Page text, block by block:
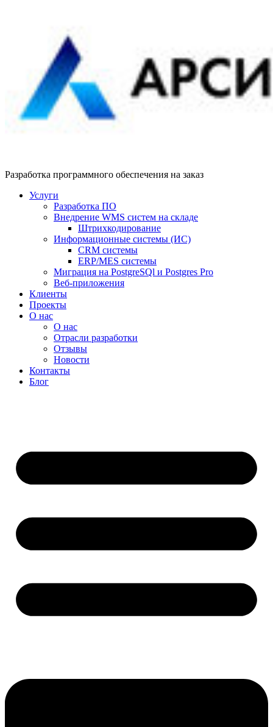
Разработка программного обеспечения на заказ
Услуги
Разработка ПО
Внедрение WMS систем на складе
Штрихкодирование
Информационные системы (ИС)
CRM системы
ERP/MES системы
Миграция на PostgreSQl и Postgres Pro
Веб-приложения
Клиенты
Проекты
О нас
О нас
Отрасли разработки
Отзывы
Новости
Контакты
Блог